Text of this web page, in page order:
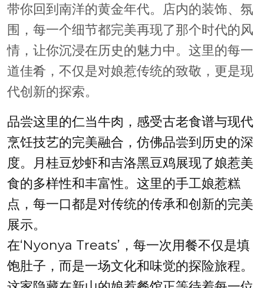
带你回到南洋的黄金年代。店内的装饰、氛
围，每一个细节都完美再现了那个时代的风
情，让你沉浸在历史的魅力中。这里的每一
道佳肴，不仅是对娘惹传统的致敬，更是现
代创新的探索。
品尝这里的仁当牛肉，感受古老食谱与现代
烹饪技艺的完美融合，仿佛品尝到历史的深
度。月桂豆炒虾和吉洛黑豆鸡展现了娘惹美
食的多样性和丰富性。这里的手工娘惹糕
点，每一口都是对传统的传承和创新的完美
展示。
在‘Nyonya Treats’，每一次用餐不仅是填
饱肚子，而是一场文化和味觉的探险旅程。